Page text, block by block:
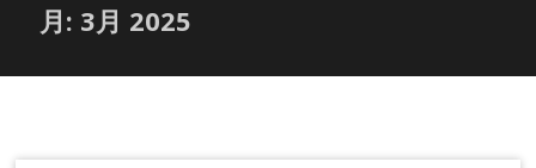
月: 3月 2025